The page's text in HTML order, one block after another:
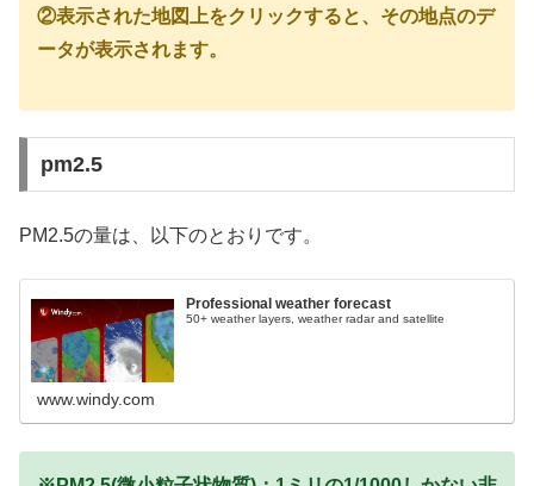
②表示された地図上をクリックすると、その地点のデ
ータが表示されます。
pm2.5
PM2.5の量は、以下のとおりです。
Professional weather forecast
50+ weather layers, weather radar and satellite
www.windy.com